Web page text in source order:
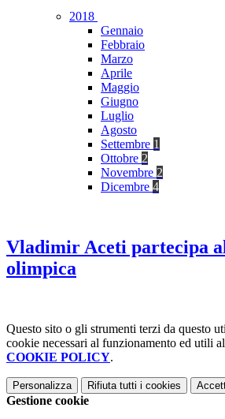
2018
Gennaio
Febbraio
Marzo
Aprile
Maggio
Giugno
Luglio
Agosto
Settembre 1
Ottobre 2
Novembre 2
Dicembre 4
Vladimir Aceti partecipa
olimpica
Questo sito o gli strumenti terzi da questo
cookie necessari al funzionamento ed utili
COOKIE POLICY.
Personalizza Rifiuta tutti i cookies
Gestione cookie